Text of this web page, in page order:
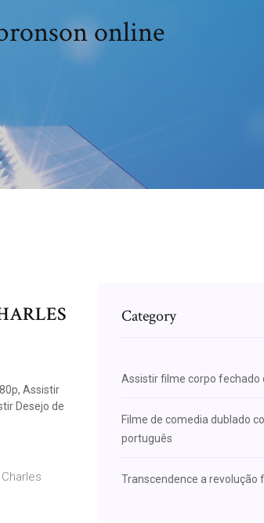
online
Assistir
Desejo de
Category
Assistir filme corpo fechado
Filme de comedia dublado
português
Transcendence a revolução